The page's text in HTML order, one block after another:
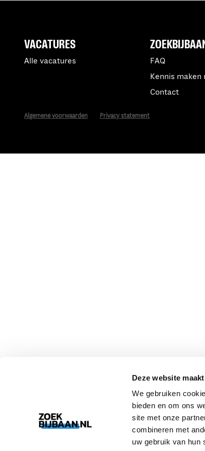
Deze website
We gebruiken
bieden en om ons
site met onze
combineren met
uw gebruik van hun
FAQ
Kennis maken
Contact
VACATURES
Alle vacatures
Algemene voorwaarden Privacy statement